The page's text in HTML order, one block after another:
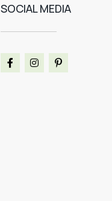
SOCIAL MEDIA